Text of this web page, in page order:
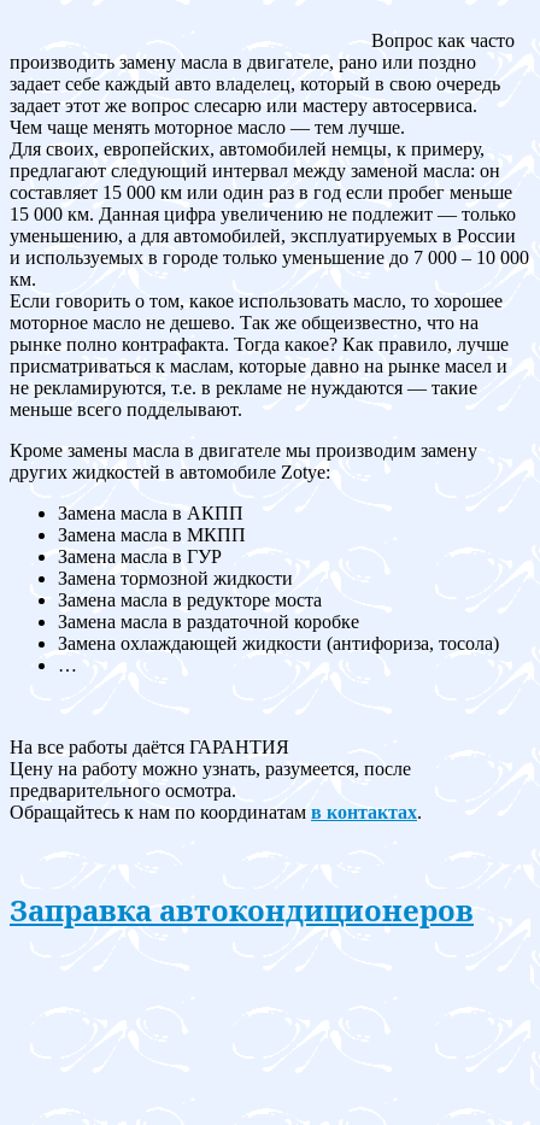
Вопрос как часто
производить замену масла в двигателе, рано или поздно
задает себе каждый авто владелец, который в свою очередь
задает этот же вопрос слесарю или мастеру автосервиса.
Чем чаще менять моторное масло — тем лучше.
Для своих, европейских, автомобилей немцы, к примеру,
предлагают следующий интервал между заменой масла: он
составляет 15 000 км или один раз в год если пробег меньше
15 000 км. Данная цифра увеличению не подлежит — только
уменьшению, а для автомобилей, эксплуатируемых в России
и используемых в городе только уменьшение до 7 000 – 10 000
км.
Если говорить о том, какое использовать масло, то хорошее
моторное масло не дешево. Так же общеизвестно, что на
рынке полно контрафакта. Тогда какое? Как правило, лучше
присматриваться к маслам, которые давно на рынке масел и
не рекламируются, т.е. в рекламе не нуждаются — такие
меньше всего подделывают.
Кроме замены масла в двигателе мы производим замену
других жидкостей в автомобиле Zotye:
Замена масла в АКПП
Замена масла в МКПП
Замена масла в ГУР
Замена тормозной жидкости
Замена масла в редукторе моста
Замена масла в раздаточной коробке
Замена охлаждающей жидкости (антифориза, тосола)
…
На все работы даётся ГАРАНТИЯ
Цену на работу можно узнать, разумеется, после
предварительного осмотра.
Обращайтесь к нам по координатам в контактах.
Заправка автокондиционеров